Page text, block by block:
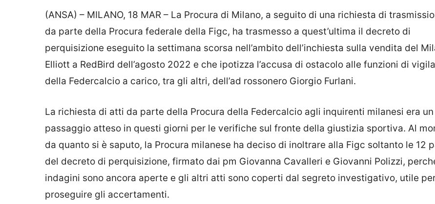
(ANSA) – MILANO, 18 MAR – La Procura di Milano, a seguito di una richiesta di
da parte della Procura federale della Figc, ha trasmesso a quest’ultima il decreto di
perquisizione eseguito la settimana scorsa nell’ambito dell’inchiesta sulla vendita del
Elliott a RedBird dell’agosto 2022 e che ipotizza l’accusa di ostacolo alle funzioni di
della Federcalcio a carico, tra gli altri, dell’ad rossonero Giorgio Furlani.
La richiesta di atti da parte della Procura della Federcalcio agli inquirenti milanesi era un
passaggio atteso in questi giorni per le verifiche sul fronte della giustizia sportiva. Al
da quanto si è saputo, la Procura milanese ha deciso di inoltrare alla Figc soltanto le 12
del decreto di perquisizione, firmato dai pm Giovanna Cavalleri e Giovanni Polizzi,
indagini sono ancora aperte e gli altri atti sono coperti dal segreto investigativo, utile
proseguire gli accertamenti.